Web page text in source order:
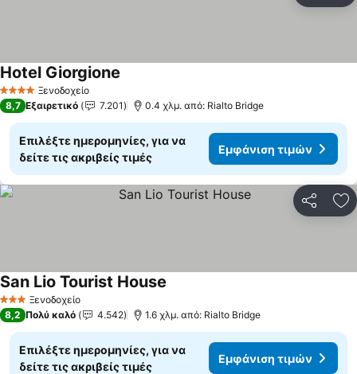
4 ΑστέριαΞενοδοχείο
Hotel Giorgione
8,7 Εξαιρετικό 7.201 0.4 χλμ. από: Rialto Bridge
Επιλέξτε ημερομηνίες, για να
δείτε τις ακριβείς τιμές
Εμφάνιση τιμών
3 ΑστέριαΞενοδοχείο
San Lio Tourist House
8,2 Πολύ καλό 4.542 1.6 χλμ. από: Rialto Bridge
Επιλέξτε ημερομηνίες, για να
δείτε τις ακριβείς τιμές
Εμφάνιση τιμών